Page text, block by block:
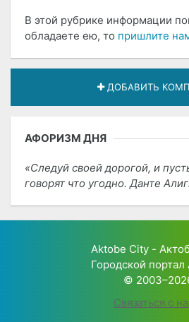
В этой рубрике информации
обладаете ею, то пришлите
ДОБАВИТЬ
АФОРИЗМ ДНЯ
Следуй своей дорогой, и
говорят что угодно. Данте
Aktobe City -
Городской портал
©
Связаться с